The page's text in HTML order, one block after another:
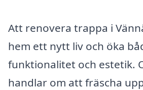
Att renovera trappa i
hem ett nytt liv och öka
funktionalitet och estetik.
handlar om att fräscha